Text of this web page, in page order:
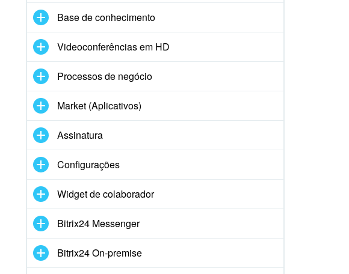
Base de conhecimento
Videoconferências em HD
Processos de negócio
Market (Aplicativos)
Assinatura
Configurações
Widget de colaborador
Bitrix24 Messenger
Bitrix24 On-premise